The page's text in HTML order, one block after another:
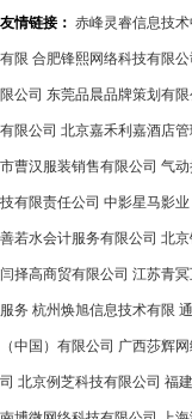
友情链接： 赤峰灵睿信息技
有限 合肥锋熙网络科技有限公
限公司 东莞品晨品牌策划有限
有限公司 北京嘉禾利嘉酒店管
市曹汉服装销售有限公司 气
技有限责任公司 中影星马影
善若水会计服务有限公司 北京
闫择高商贸有限公司 江苏青冥
服务 杭州焕旭信息技术有限
（中国）有限公司 广西莎辉
司 北京例芝科技有限公司 福